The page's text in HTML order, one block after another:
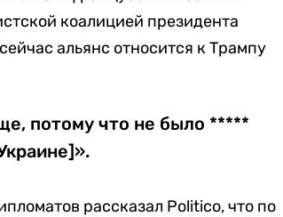
коалицией президента
альянс относится к Трампу
потому что не было *****
рассказал Politico, что по